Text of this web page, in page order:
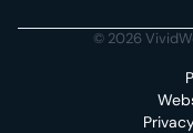
© 2026